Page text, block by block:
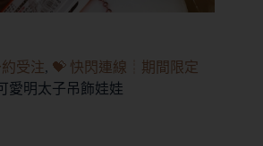
受注, 💝 快閃連線┊期間限定
愛明太子吊飾娃娃